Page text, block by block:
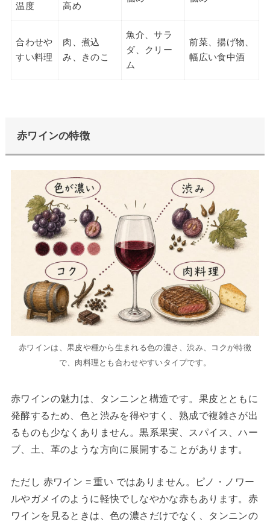
温度 高め
合わせや
すい料理
肉、煮込
み、きのこ
魚介、サラ
ダ、クリー
ム
前菜、揚げ物、
幅広い食中酒
赤ワインの特徴
赤ワインは、果皮や種から生まれる色の濃さ、渋み、コクが特徴
で、肉料理とも合わせやすいタイプです。
赤ワインの魅力は、タンニンと構造です。果皮とともに
発酵するため、色と渋みを得やすく、熟成で複雑さが出
るものも少なくありません。黒系果実、スパイス、ハー
ブ、土、革のような方向に展開することがあります。
ただし 赤ワイン = 重い ではありません。ピノ・ノワー
ルやガメイのように軽快でしなやかな赤もあります。赤
ワインを見るときは、色の濃さだけでなく、タンニンの